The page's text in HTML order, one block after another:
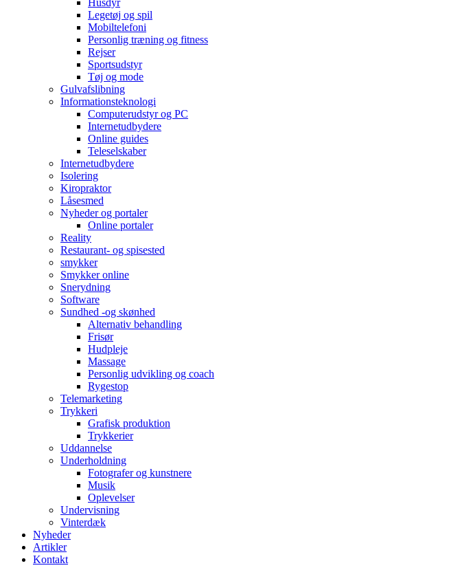
Husdyr
Legetøj og spil
Mobiltelefoni
Personlig træning og fitness
Rejser
Sportsudstyr
Tøj og mode
Gulvafslibning
Informationsteknologi
Computerudstyr og PC
Internetudbydere
Online guides
Teleselskaber
Internetudbydere
Isolering
Kiropraktor
Låsesmed
Nyheder og portaler
Online portaler
Reality
Restaurant- og spisested
smykker
Smykker online
Snerydning
Software
Sundhed -og skønhed
Alternativ behandling
Frisør
Hudpleje
Massage
Personlig udvikling og coach
Rygestop
Telemarketing
Trykkeri
Grafisk produktion
Trykkerier
Uddannelse
Underholdning
Fotografer og kunstnere
Musik
Oplevelser
Undervisning
Vinterdæk
Nyheder
Artikler
Kontakt